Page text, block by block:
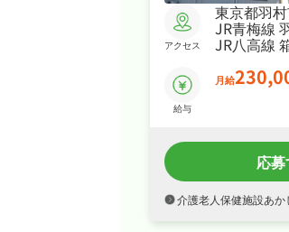
アクセス
東京都羽
JR青梅線
JR八高線
給与
月給
応
介護老人保健施設あ